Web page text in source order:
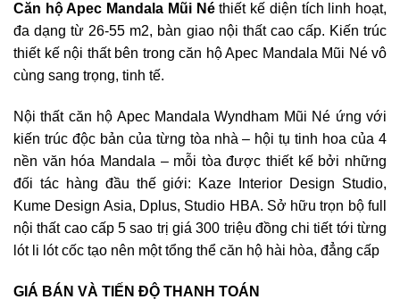
Căn hộ Apec Mandala Mũi Néthiết kế diện tích linh hoạt,
đa dạng từ 26-55 m2, bàn giao nội thất cao cấp. Kiến trúc
thiết kế nội thất bên trong căn hộ Apec Mandala Mũi Né vô
cùng sang trọng, tinh tế.
Nội thất căn hộ Apec Mandala Wyndham Mũi Né ứng với
kiến trúc độc bản của từng tòa nhà – hội tụ tinh hoa của 4
nền văn hóa Mandala – mỗi tòa được thiết kế bởi những
đối tác hàng đầu thế giới: Kaze Interior Design Studio,
Kume Design Asia, Dplus, Studio HBA. Sở hữu trọn bộ full
nội thất cao cấp 5 sao trị giá 300 triệu đồng chi tiết tới từng
lót li lót cốc tạo nên một tổng thể căn hộ hài hòa, đẳng cấp
GIÁ BÁN VÀ TIẾN ĐỘ THANH TOÁN